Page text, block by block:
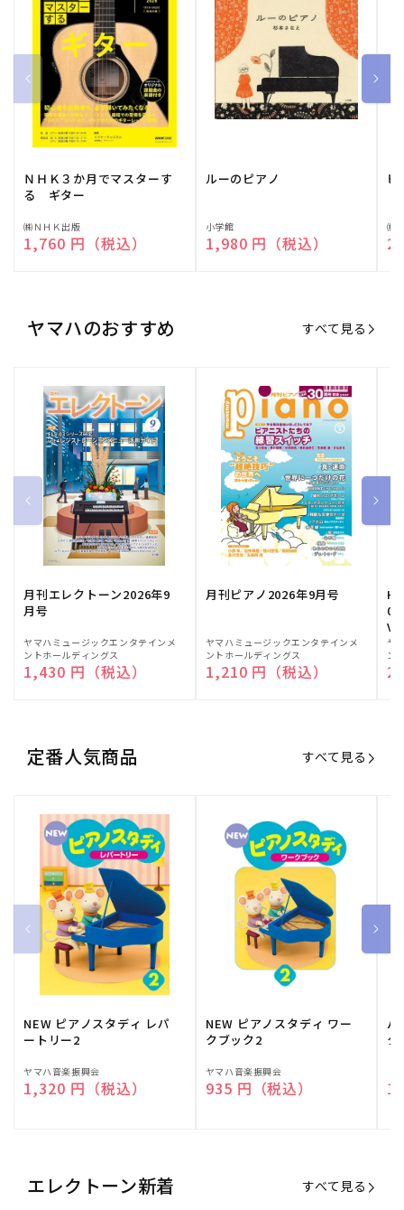
ＮＨＫ３か月でマスターす
る ギター
販
売
㈱ＮＨＫ出版
通常価格
1,760 円（税込）
ルーのピアノ
販
売
小学館
通常価格
1,980 円（税込）
ピ
販
売
㈱
ヤマハのおすすめ すべて見る
月刊エレクトーン2026年9
月号
販
売
元:
ヤマハミュージックエンタテインメ
ントホールディングス
通常価格
1,430 円（税込）
月刊ピアノ2026年9月号
販
売
元:
ヤマハミュージックエンタテインメ
ントホールディングス
通常価格
1,210 円（税込）
販
売
元:
ヤ
ン
定番人気商品 すべて見る
NEW ピアノスタディ レパ
ートリー2
販
売
ヤマハ音楽振興会
通常価格
1,320 円（税込）
NEW ピアノスタディ ワー
クブック2
販
売
ヤマハ音楽振興会
通常価格
935 円（税込）
バ
ク
売
エレクトーン新着 すべて見る